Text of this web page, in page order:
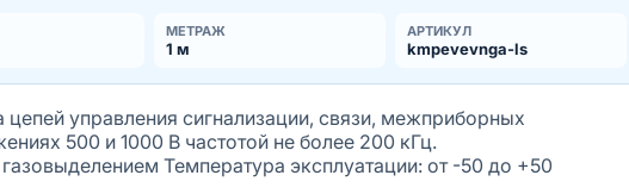
МЕТРАЖ
1 м
АРТИКУЛ
kmpevevnga-ls
управления сигнализации, связи, межприборных
500 и 1000 В частотой не более 200 кГц.
Температура эксплуатации: от -50 до +50